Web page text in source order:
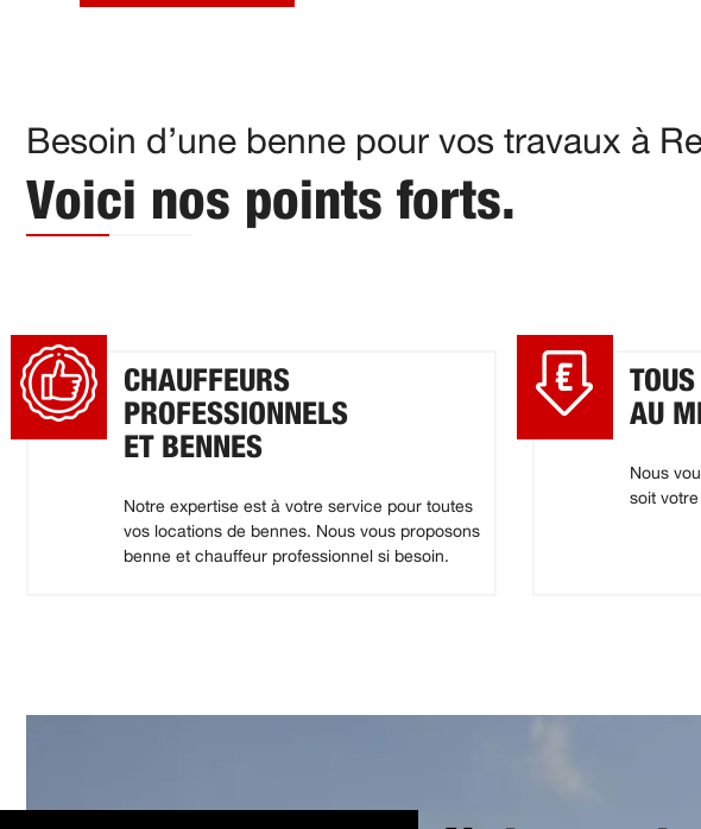
Besoin d’une benne pour vos travaux à
Voici nos points forts.
CHAUFFEURS
PROFESSIONNELS
ET BENNES
Notre expertise est à votre service pour toutes
vos locations de bennes. Nous vous proposons
benne et chauffeur professionnel si besoin.
AU
Nous
soit